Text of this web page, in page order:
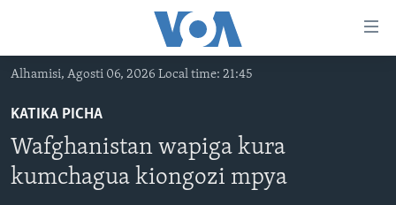
Nenda
kuu
Nenda
katika
urambazaji
TANZANIA
JAMHURI YA KIDEMOKRASIA YA KONGO
DUNIANI LEO
MAISHA NA AFYA
MATANGAZO YETU
ALFAJIRI 0300 UTC
JARIDA LA WIKIENDI
Alhamisi, Agosti 06, 2026 Local time: 21:45
KATIKA PICHA
Wafghanistan wapiga kura
kumchagua kiongozi mpya